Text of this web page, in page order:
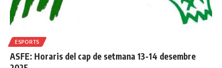
ESPORTS
ASFE: Horaris del cap de setmana 13-14 desembre